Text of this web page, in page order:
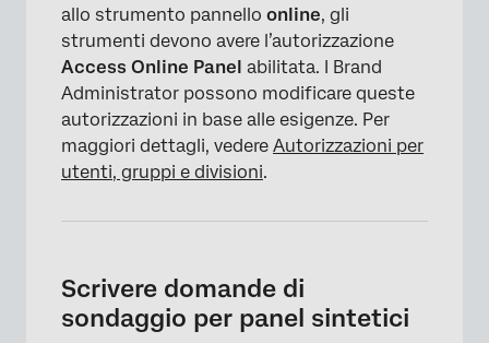
allo strumento pannello online, gli
strumenti devono avere l’autorizzazione
Access Online Panel abilitata. I Brand
Administrator possono modificare queste
autorizzazioni in base alle esigenze. Per
maggiori dettagli, vedere Autorizzazioni per
utenti, gruppi e divisioni.
Scrivere domande di
sondaggio per panel sintetici